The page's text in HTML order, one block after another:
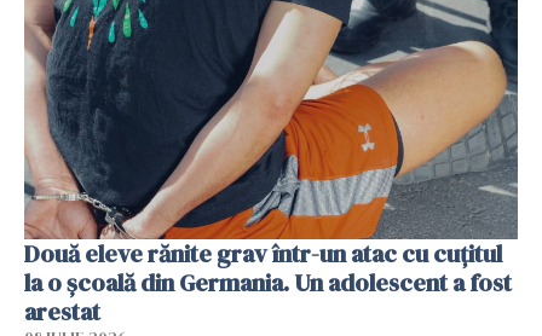
Două eleve rănite grav într-un atac cu cuțitul
la o școală din Germania. Un adolescent a fost
arestat